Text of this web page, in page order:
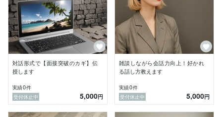
教育・学習支援（発達支援・受験など）
※ ご依頼前にご確認ください
現在ご依頼多数のため、**チャットベースのみ（ビデオ
通話不可）**で対応しております。
修正は1回まで無料／2回目以降は別途見積もり
ベクターデータ納品不可（印刷は簡易・少部数向け）
途中納品・テスト制作は別途費用が発生
対話形式で【面接突破のカギ】伝
授します
実績0件
受付休止中
5,000円
雑談しながら会話力向上！好かれ
る話し方教えます
実績0件
受付休止中
5,000円